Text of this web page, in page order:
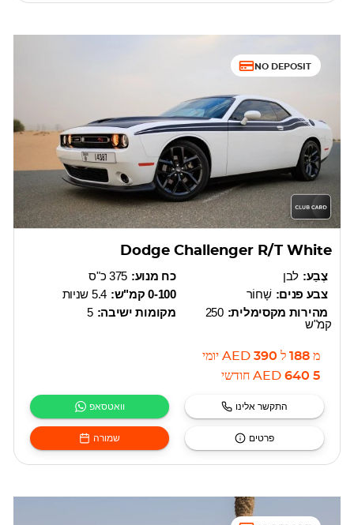
NO DEPOSIT
Dodge Challenger R/T White
כח מנוע: 375 כ"ס
0-100 קמ"ש:
5.4 שניות
מקומות ישיבה: 5
צֶבַע: לבן
צבע פנים: שָׁחוֹר
מהירות מקסימלית: 250
קמ"ש
מ 188 ל 390
AED יומי
5 640
AED חודשי
וואטסאפ התקשר אלינו
שמורה פרטים